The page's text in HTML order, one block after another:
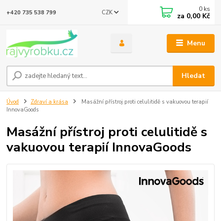
Menu
CZK
Hledat
+420 735 538 799 0 ks
za 0,00 Kč
Úvod Zdraví a krása
Masážní přístroj proti celulitidě s vakuovou terapií
InnovaGoods
Masážní přístroj proti celulitidě s
vakuovou terapií InnovaGoods